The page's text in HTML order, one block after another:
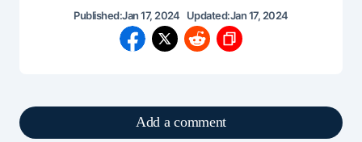
Published:Jan 17, 2024 Updated:Jan 17, 2024
Add a comment